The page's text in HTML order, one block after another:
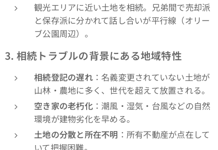
観光エリアに近い土地を相続。兄弟間で売却派
と保存派に分かれて話し合いが平行線（オリー
ブ公園周辺）。
3. 相続トラブルの背景にある地域特性
相続登記の遅れ：名義変更されていない土地が
山林・農地に多く、世代を超えて放置される。
空き家の老朽化：潮風・湿気・台風などの自然
環境が建物劣化を早める。
土地の分散と所在不明 ：所有不動産が点在して
いて把握困難。